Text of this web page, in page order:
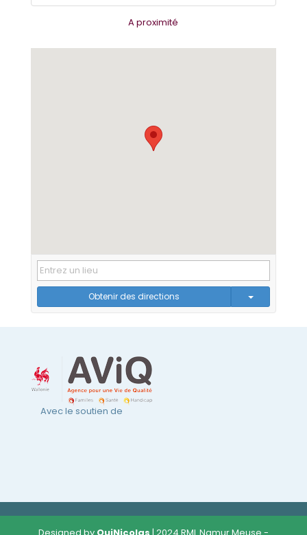
A proximité
Obtenir des directions
Avec le soutien de
Designed by OuiNicolas | 2024 RML Namur Meuse -